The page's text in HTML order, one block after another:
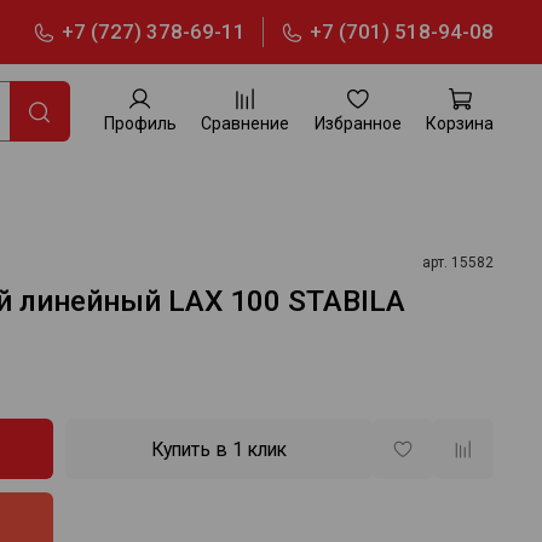
+7 (727) 378-69-11 +7 (701) 518-94-08
Профиль Сравнение Избранное Корзина
арт. 15582
линейный LAX 100 STABILA
Купить в 1 клик